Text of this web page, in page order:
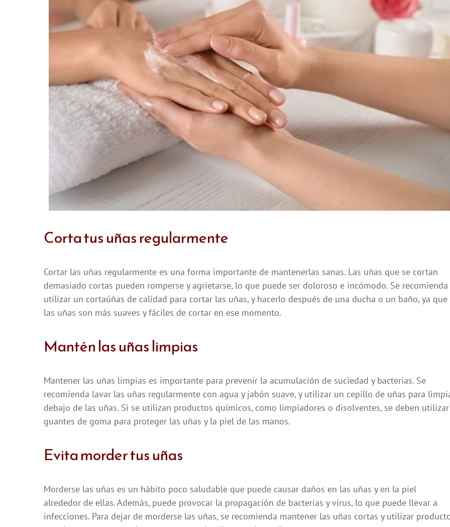
Corta tus uñas regularmente
Cortar las uñas regularmente es una forma importante de mantenerlas sanas. Las uñas que se cortan
demasiado cortas pueden romperse y agrietarse, lo que puede ser doloroso e incómodo. Se recomienda
utilizar un cortaúñas de calidad para cortar las uñas, y hacerlo después de una ducha o un baño, ya que
las uñas son más suaves y fáciles de cortar en ese momento.
Mantén las uñas limpias
Mantener las uñas limpias es importante para prevenir la acumulación de suciedad y bacterias. Se
recomienda lavar las uñas regularmente con agua y jabón suave, y utilizar un cepillo de uñas para
debajo de las uñas. Si se utilizan productos químicos, como limpiadores o disolventes, se deben utilizar
guantes de goma para proteger las uñas y la piel de las manos.
Evita morder tus uñas
Morderse las uñas es un hábito poco saludable que puede causar daños en las uñas y en la piel
alrededor de ellas. Además, puede provocar la propagación de bacterias y virus, lo que puede llevar a
infecciones. Para dejar de morderse las uñas, se recomienda mantener las uñas cortas y utilizar